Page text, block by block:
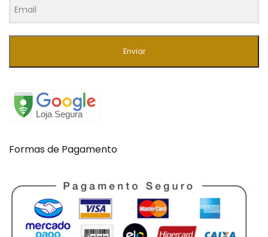
Enviar
Formas de Pagamento